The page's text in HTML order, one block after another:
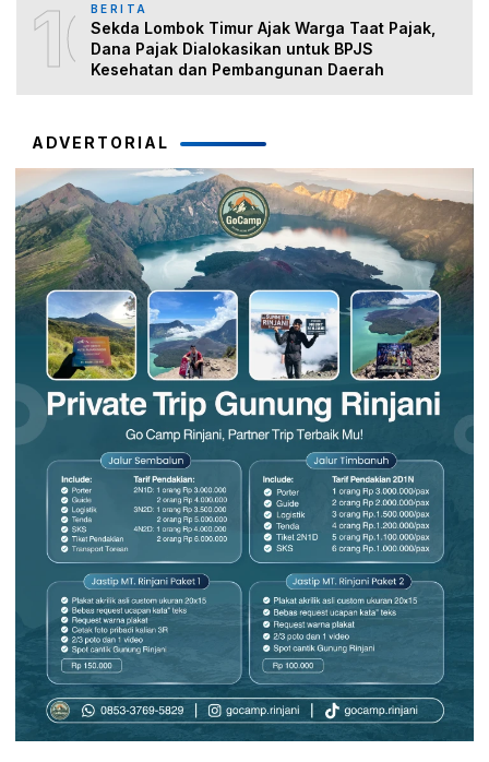
10BERITA
Sekda Lombok Timur Ajak Warga Taat Pajak,
Dana Pajak Dialokasikan untuk BPJS
Kesehatan dan Pembangunan Daerah
ADVERTORIAL